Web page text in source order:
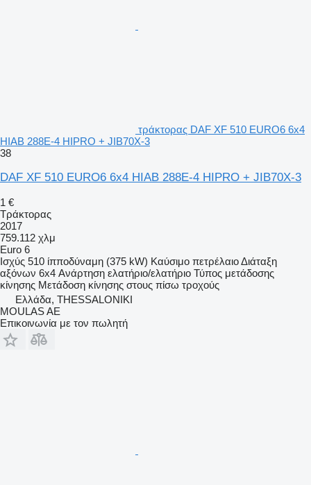
τράκτορας DAF XF 510 EURO6 6x4
HIAB 288E-4 HIPRO + JIB70X-3
38
DAF XF 510 EURO6 6x4 HIAB 288E-4 HIPRO + JIB70X-3
1 €
Τράκτορας
2017
759.112 χλμ
Euro 6
Ισχύς 510 ίπποδύναμη (375 kW) Καύσιμο πετρέλαιοΔιάταξη
αξόνων 6x4 Ανάρτηση ελατήριο/ελατήριο Τύπος μετάδοσης
κίνησης Μετάδοση κίνησης στους πίσω τροχούς
Ελλάδα, THESSALONIKI
MOULAS AE
Επικοινωνία με τον πωλητή